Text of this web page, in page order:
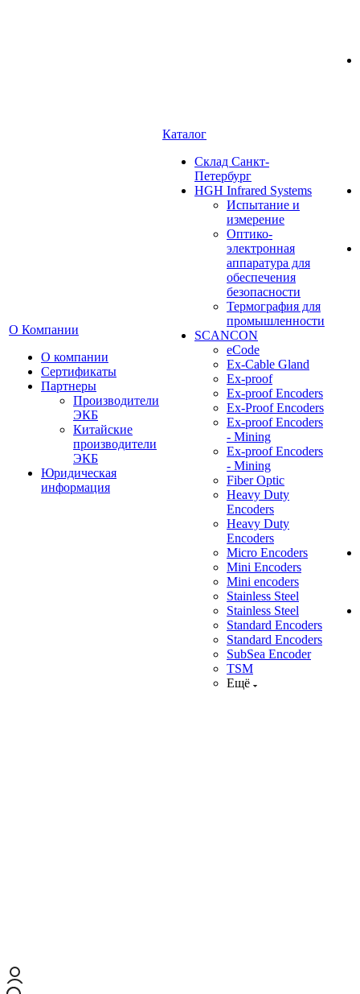
О Компании
О компании
Сертификаты
Партнеры
Производители
ЭКБ
Китайские
производители
ЭКБ
Юридическая
информация
Каталог
Cклад Санкт-
Петербург
HGH Infrared Systems
Испытание и
измерение
Оптико-
электронная
аппаратура для
обеспечения
безопасности
Термография для
промышленности
SCANCON
eCode
Ex-Cable Gland
Ex-proof
Ex-proof Encoders
Ex-Proof Encoders
Ex-proof Encoders
- Mining
Ex-proof Encoders
- Mining
Fiber Optic
Heavy Duty
Encoders
Heavy Duty
Encoders
Micro Encoders
Mini Encoders
Mini encoders
Stainless Steel
Stainless Steel
Standard Encoders
Standard Encoders
SubSea Encoder
TSM
Ещё